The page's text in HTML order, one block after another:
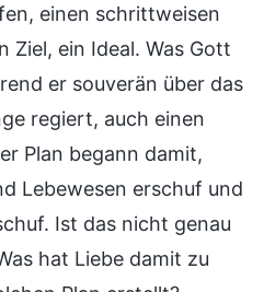
einen schrittweisen
Ziel, ein Ideal. Was Gott
er souverän über das
regiert, auch einen
Plan begann damit,
Lebewesen erschuf und
Ist das nicht genau
hat Liebe damit zu